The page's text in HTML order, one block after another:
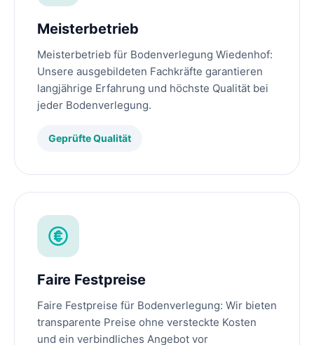
Meisterbetrieb
Meisterbetrieb für Bodenverlegung Wiedenhof:
Unsere ausgebildeten Fachkräfte garantieren
langjährige Erfahrung und höchste Qualität bei
jeder Bodenverlegung.
Geprüfte Qualität
Faire Festpreise
Faire Festpreise für Bodenverlegung: Wir bieten
transparente Preise ohne versteckte Kosten
und ein verbindliches Angebot vor